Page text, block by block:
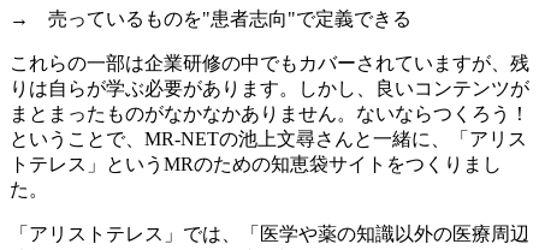
→ 売っているものを"患者志向"で定義できる
これらの一部は企業研修の中でもカバーされていますが、残
りは自らが学ぶ必要があります。しかし、良いコンテンツが
まとまったものがなかなかありません。ないならつくろう！
ということで、MR-NETの池上文尋さんと一緒に、「アリス
トテレス」というMRのための知恵袋サイトをつくりまし
た。
「アリストテレス」では、「医学や薬の知識以外の医療周辺